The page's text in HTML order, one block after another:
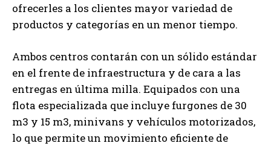
ofrecerles a los clientes mayor variedad de
productos y categorías en un menor tiempo.
Ambos centros contarán con un sólido estándar
en el frente de infraestructura y de cara a las
entregas en última milla. Equipados con una
flota especializada que incluye furgones de 30
m3 y 15 m3, minivans y vehículos motorizados,
lo que permite un movimiento eficiente de